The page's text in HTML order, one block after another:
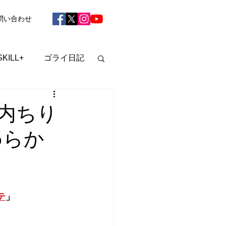
い合わせ
ゴライ日記
ちり
か
」